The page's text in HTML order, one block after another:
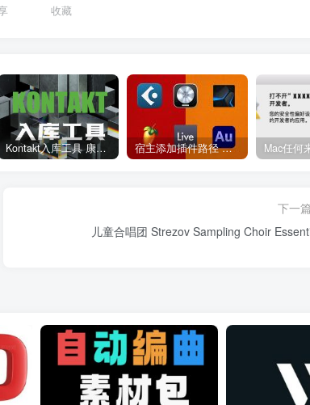
收藏
Kontakt入库工具 康泰克入库教程 宿主添加插件路径 插件路径设置 VSTPlugins路径
下一
儿童合唱团 Strezov Sampling Choir